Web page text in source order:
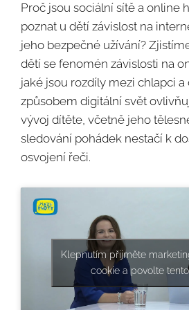
Proč jsou sociální sítě a online
poznat u dětí závislost na
jeho bezpečné užívání?
dětí se fenomén závislosti na
jaké jsou rozdíly mezi chlapci
způsobem digitální svět
vývoj dítěte, včetně jeho
sledování pohádek nestačí k
osvojení řeči.
Klepnutím přijměte
cookie a povolte